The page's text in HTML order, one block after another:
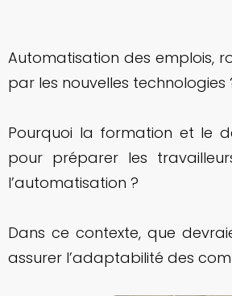
Automatisation des emplois,
par les nouvelles technologies
Pourquoi la formation et le
pour préparer les
l’automatisation ?
Dans ce contexte, que
assurer l’adaptabilité des